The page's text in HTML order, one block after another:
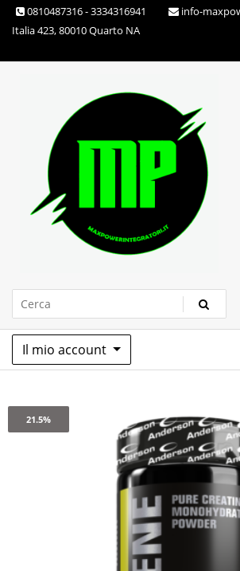
Skip 0810487316 - 3334316941 info-
Italia 423, 80010 Quarto NA
Max Power
Il mio account
21.5%